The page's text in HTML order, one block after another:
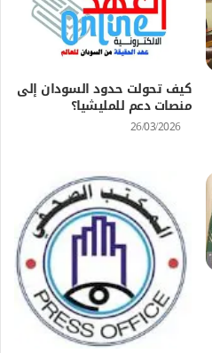
كيف تحولت حدود السودان إلى
منصات دعم للمليشيا؟
26/03/2026